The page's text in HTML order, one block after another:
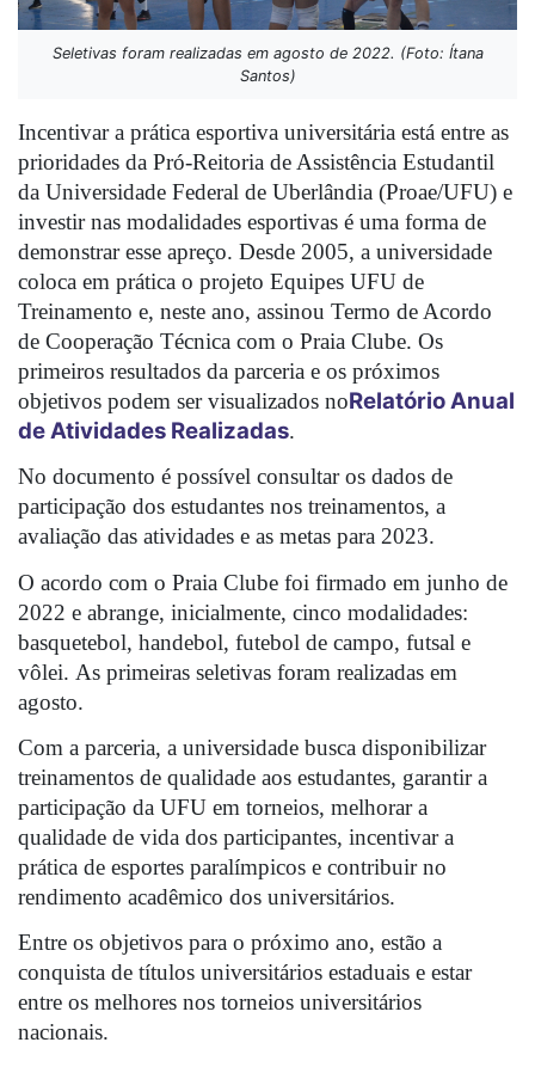
Seletivas foram realizadas em agosto de 2022. (Foto: Ítana
Santos)
Incentivar a prática esportiva universitária está entre as
prioridades da Pró-Reitoria de Assistência Estudantil
da Universidade Federal de Uberlândia (Proae/UFU) e
investir nas modalidades esportivas é uma forma de
demonstrar esse apreço. Desde 2005, a universidade
coloca em prática o projeto Equipes UFU de
Treinamento e, neste ano, assinou Termo de Acordo
de Cooperação Técnica com o Praia Clube. Os
primeiros resultados da parceria e os próximos
objetivos podem ser visualizados noRelatório Anual
de Atividades Realizadas.
No documento é possível consultar os dados de
participação dos estudantes nos treinamentos, a
avaliação das atividades e as metas para 2023.
O acordo com o Praia Clube foi firmado em junho de
2022 e abrange, inicialmente, cinco modalidades:
basquetebol, handebol, futebol de campo, futsal e
vôlei. As primeiras seletivas foram realizadas em
agosto.
Com a parceria, a universidade busca disponibilizar
treinamentos de qualidade aos estudantes, garantir a
participação da UFU em torneios, melhorar a
qualidade de vida dos participantes, incentivar a
prática de esportes paralímpicos e contribuir no
rendimento acadêmico dos universitários.
Entre os objetivos para o próximo ano, estão a
conquista de títulos universitários estaduais e estar
entre os melhores nos torneios universitários
nacionais.